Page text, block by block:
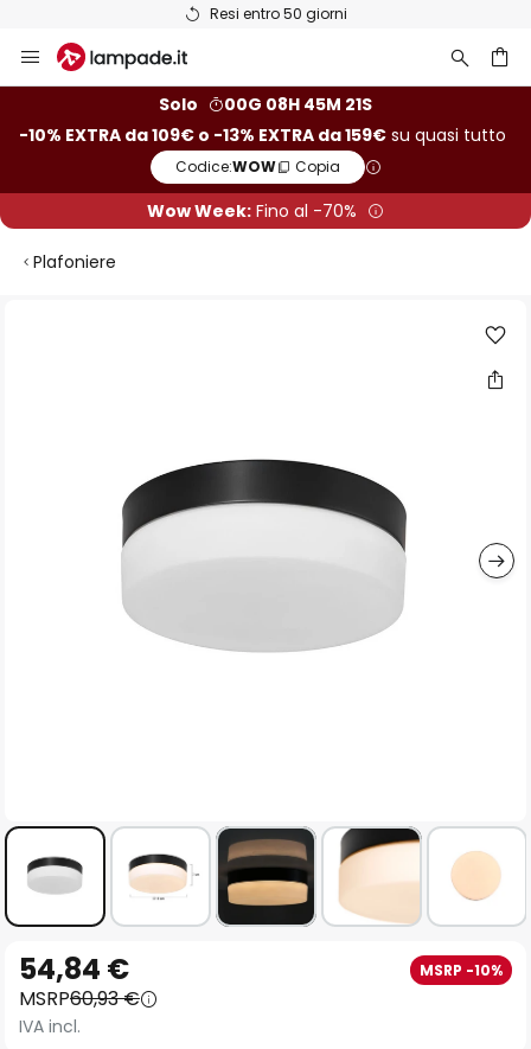
Resi entro 50 giorni
Salta
al
Solo
00G 08H 45M 20S
-10% EXTRA da 109€ o -13% EXTRA da 159€ su quasi tutto
Codice:WOW Copia
Wow Week: Fino al -70%
Plafoniere
all'inizio
della
galleria
54,84 € MSRP -10%
MSRP60,93 €
IVA incl.